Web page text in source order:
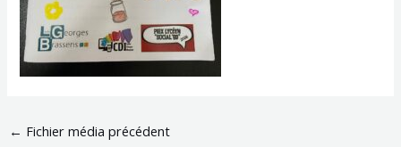
← Fichier média précédent